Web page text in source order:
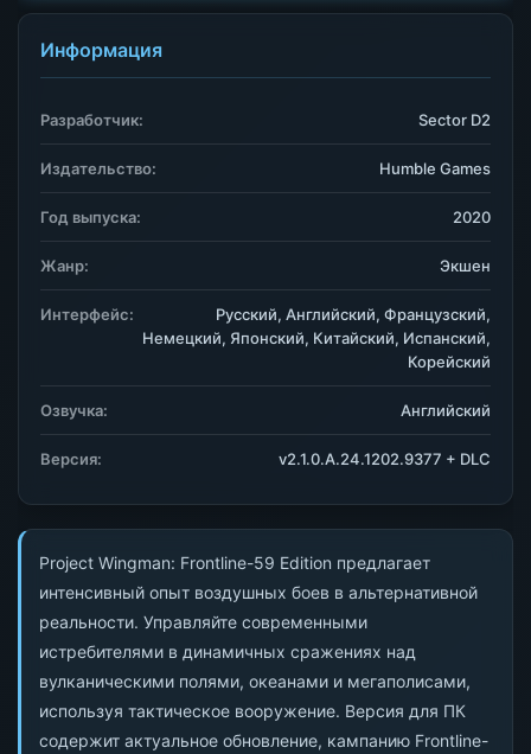
Project Wingman: Frontline-59 Edition предлагает
интенсивный опыт воздушных боев в альтернативной
реальности. Управляйте современными
истребителями в динамичных сражениях над
вулканическими полями, океанами и мегаполисами,
используя тактическое вооружение. Версия для ПК
содержит актуальное обновление, кампанию Frontline-
Информация
Разработчик: Sector D2
Издательство: Humble Games
Год выпуска: 2020
Жанр: Экшен
Интерфейс:
Русский, Английский, Французский,
Немецкий, Японский, Китайский, Испанский,
Корейский
Озвучка: Английский
Версия: v2.1.0.A.24.1202.9377 + DLC